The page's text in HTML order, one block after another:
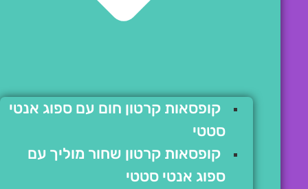
קופסאות קרטון חום עם ספוג אנטי
סטטי
קופסאות קרטון שחור מוליך עם
ספוג אנטי סטטי